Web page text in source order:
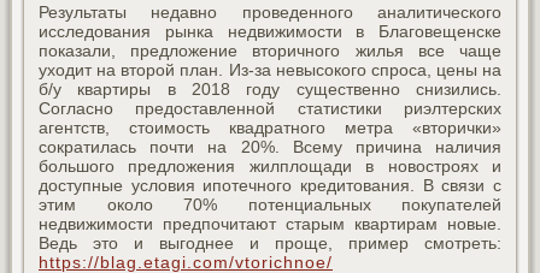
Результаты недавно проведенного аналитического
исследования рынка недвижимости в Благовещенске
показали, предложение вторичного жилья все чаще
уходит на второй план. Из-за невысокого спроса, цены на
б/у квартиры в 2018 году существенно снизились.
Согласно предоставленной статистики риэлтерских
агентств, стоимость квадратного метра «вторички»
сократилась почти на 20%. Всему причина наличия
большого предложения жилплощади в новостроях и
доступные условия ипотечного кредитования. В связи с
этим около 70% потенциальных покупателей
недвижимости предпочитают старым квартирам новые.
Ведь это и выгоднее и проще, пример смотреть:
https://blag.etagi.com/vtorichnoe/